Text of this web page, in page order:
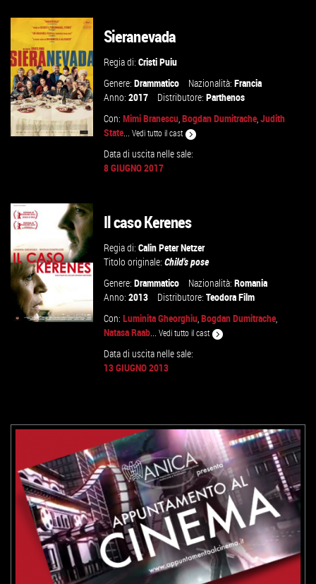
VAI ALLA SCHEDA
Sieranevada
Regia di:Cristi Puiu
Genere:Drammatico Nazionalità:Francia
Anno:2017 Distributore:Parthenos
Con:Mimi Branescu,Bogdan Dumitrache,Judith
State...Vedi tutto il cast
Data di uscita nelle sale:
8 GIUGNO 2017
Il caso Kerenes
Regia di:Calin Peter Netzer
Titolo originale:Child's pose
Genere:Drammatico Nazionalità:Romania
Anno:2013 Distributore:Teodora Film
Con:Luminita Gheorghiu,Bogdan Dumitrache,
Natasa Raab...Vedi tutto il cast
Data di uscita nelle sale:
13 GIUGNO 2013